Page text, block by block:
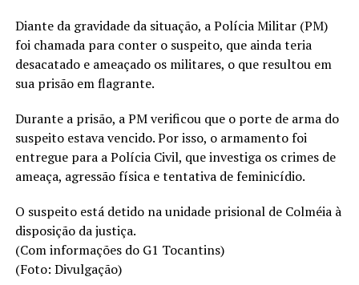
Diante da gravidade da situação, a Polícia Militar (PM)
foi chamada para conter o suspeito, que ainda teria
desacatado e ameaçado os militares, o que resultou em
sua prisão em flagrante.
Durante a prisão, a PM verificou que o porte de arma do
suspeito estava vencido. Por isso, o armamento foi
entregue para a Polícia Civil, que investiga os crimes de
ameaça, agressão física e tentativa de feminicídio.
O suspeito está detido na unidade prisional de Colméia à
disposição da justiça.
(Com informações do G1 Tocantins)
(Foto: Divulgação)